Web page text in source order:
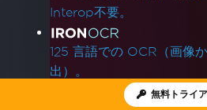
無料トライ
Interop不要。
125 言語での OCR（画像
出）。